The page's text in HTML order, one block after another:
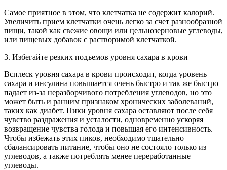
Самое приятное в этом, что клетчатка не содержит калорий.
Увеличить прием клетчатки очень легко за счет разнообразной
пищи, такой как свежие овощи или цельнозерновые углеводы,
или пищевых добавок с растворимой клетчаткой.
3. Избегайте резких подъемов уровня сахара в крови
Всплеск уровня сахара в крови происходит, когда уровень
сахара и инсулина повышается очень быстро и так же быстро
падает из-за неразборчивого потребления углеводов, но это
может быть и ранним признаком хронических заболеваний,
таких как диабет. Пики уровня сахара оставляют после себя
чувство раздражения и усталости, одновременно ускоряя
возвращение чувства голода и повышая его интенсивность.
Чтобы избежать этих пиков, необходимо тщательно
сбалансировать питание, чтобы оно не состояло только из
углеводов, а также потреблять менее переработанные
углеводы.